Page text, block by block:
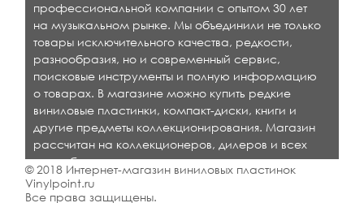
профессиональной компании с опытом 30 лет
на музыкальном рынке. Мы объединили не только
товары исключительного качества, редкости,
разнообразия, но и современный сервис,
поисковые инструменты и полную информацию
о товарах. В магазине можно купить редкие
виниловые пластинки, компакт-диски, книги и
другие предметы коллекционирования. Магазин
рассчитан на коллекционеров, дилеров и всех
кто любит качественную музыку.
© 2018 Интернет-магазин виниловых пластинок
Vinylpoint.ru
Все права защищены.